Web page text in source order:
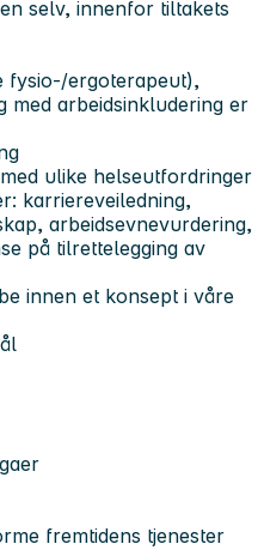
selv, innenfor tiltakets
fysio-/ergoterapeut),
med arbeidsinkludering er
ulike helseutfordringer
karriereveiledning,
arbeidsevnevurdering,
på tilrettelegging av
innen et konsept i våre
fremtidens tjenester